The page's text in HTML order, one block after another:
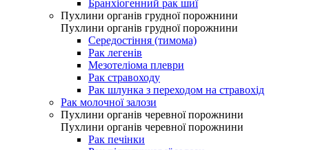
Бранхіогенний рак шиї
Пухлини органів грудної порожнини
Пухлини органів грудної порожнини
Середостіння (тимома)
Рак легенів
Мезотеліома плеври
Рак стравоходу
Рак шлунка з переходом на стравохід
Рак молочної залози
Пухлини органів черевної порожнини
Пухлини органів черевної порожнини
Рак печінки